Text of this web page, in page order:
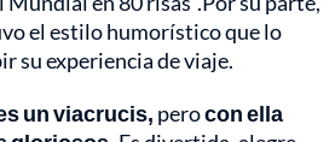
el estilo humorístico que lo
su experiencia de viaje.
un viacrucis, perocon ella